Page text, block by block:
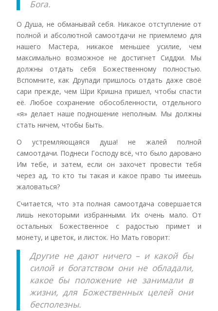
Бога.
О Душа, не обманывай себя. Никакое отступление от
полной и абсолютной самоотдачи не приемлемо для
нашего Мастера, никакое меньшее усилие, чем
максимально возможное не достигнет Сиддхи. Мы
должны отдать себя Божественному полностью.
Вспомните, как Друпади пришлось отдать даже своё
сари прежде, чем Шри Кришна пришел, чтобы спасти
её. Любое сохранение обособленности, отдельного
«я» делает наше подношение неполным. Мы должны
стать ничем, чтобы Быть.
О устремляющаяся душа! не жалей полной
самоотдачи. Поднеси Господу всё, что было даровано
Им тебе, и затем, если он захочет провести тебя
через ад, то кто ты такая и какое право ты имеешь
жаловаться?
Считается, что эта полная самоотдача совершается
лишь некоторыми избранными. Их очень мало. От
остальных Божественное с радостью примет и
монету, и цветок, и листок. Но Мать говорит:
Другие не дают ничего – и какой бы
силой и богатством они не обладали,
какое бы положение не занимали в
жизни, для Божественных целей они
бесполезны.